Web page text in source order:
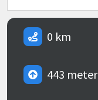
0 km
443 meter